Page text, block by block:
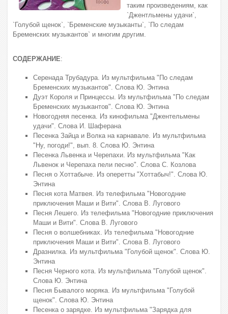
таким произведениям, как
`Джентльмены удачи`,
`Голубой щенок`, `Бременские музыканты`, `По следам
Бременских музыкантов` и многим другим.
СОДЕРЖАНИЕ:
Серенада Трубадура. Из мультфильма "По следам
Бременских музыкантов". Слова Ю. Энтина
Дуэт Короля и Принцессы. Из мультфильма "По следам
Бременских музыкантов". Слова Ю. Энтина
Новогодняя песенка. Из кинофильма "Джентельмены
удачи". Слова И. Шаферана
Песенка Зайца и Волка на карнавале. Из мультфильма
"Ну, погоди!", вып. 8. Слова Ю. Энтина
Песенка Львенка и Черепахи. Из мультфильма "Как
Львенок и Черепаха пели песню". Слова С. Козлова
Песня о Хоттабыче. Из оперетты "Хоттабыч!". Слова Ю.
Энтина
Песня кота Матвея. Из телефильма "Новогодние
приключения Маши и Вити". Слова В. Лугового
Песня Лешего. Из телефильма "Новогодние приключения
Маши и Вити". Слова В. Лугового
Песня о волшебниках. Из телефильма "Новогодние
приключения Маши и Вити". Слова В. Лугового
Дразнилка. Из мультфильма "Голубой щенок". Слова Ю.
Энтина
Песня Черного кота. Из мультфильма "Голубой щенок".
Слова Ю. Энтина
Песня Бывалого моряка. Из мультфильма "Голубой
щенок". Слова Ю. Энтина
Песенка о зарядке. Из мультфильма "Зарядка для